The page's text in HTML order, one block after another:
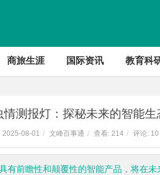
商旅生涯 国际资讯 教育科
情测报灯：探秘未来的智能生
2025-08-01 / 文峰百事通 / 查看: 214 / 评论: 10
有前瞻性和颠覆性的智能产品，将在